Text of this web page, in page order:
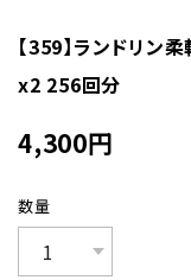
【359】ランドリン
x2 256回分
4,300円
数量